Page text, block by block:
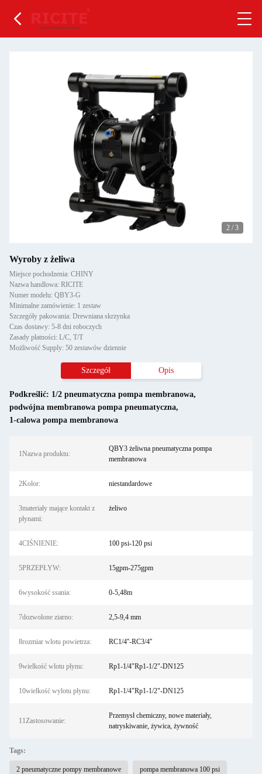
2 / 3
Wyroby z żeliwa
Miejsce pochodzenia: CHINY
Nazwa handlowa: RICITE
Numer modelu: QBY3-G
Minimalne zamówienie: 1 zestaw
Szczegóły pakowania: Drewniana skrzynka
Czas dostawy: 5-8 dni roboczych
Zasady płatności: L/C, T/T
Możliwość Supply: 50 zestawów dziennie
Szczegół Opis
Podkreślić: 1/2 pneumatyczna pompa membranowa,
podwójna membranowa pompa pneumatyczna,
1-calowa pompa membranowa
1Nazwa produktu:
QBY3 żeliwna pneumatyczna pompa
membranowa
2Kolor: niestandardowe
3materiały mające kontakt z
płynami:
żeliwo
4CIŚNIENIE: 100 psi-120 psi
5PRZEPŁYW: 15gpm-275gpm
6wysokość ssania: 0-5,48m
7dozwolone ziarno: 2,5-9,4 mm
8rozmiar wlotu powietrza: RC1/4''-RC3/4''
9wielkość wlotu płynu: Rp1-1/4"Rp1-1/2"-DN125
10wielkość wylotu płynu: Rp1-1/4"Rp1-1/2"-DN125
11Zastosowanie:
Przemysł chemiczny, nowe materiały,
natryskiwanie, żywica, żywność
Tags:
2 pneumatyczne pompy membranowe pompa membranowa 100 psi